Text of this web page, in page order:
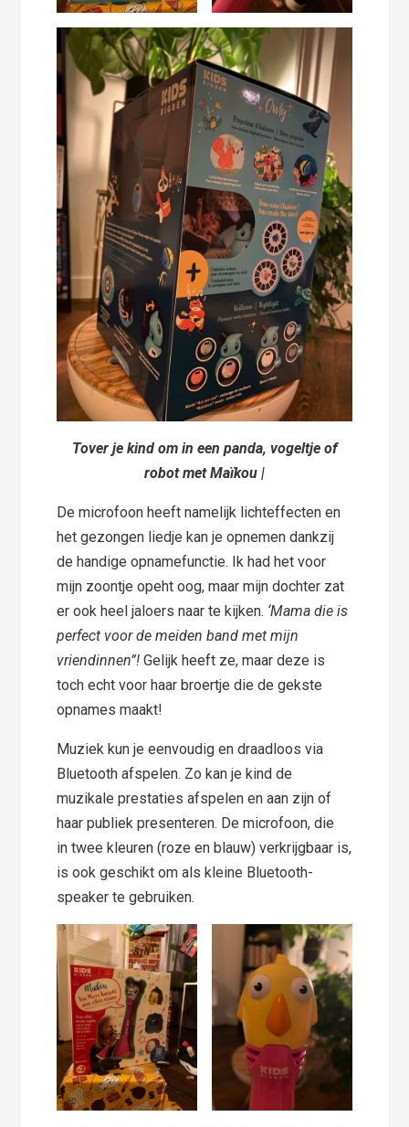
Tover je kind om in een panda, vogeltje of
robot met Maïkou |
De microfoon heeft namelijk lichteffecten en
het gezongen liedje kan je opnemen dankzij
de handige opnamefunctie. Ik had het voor
mijn zoontje opeht oog, maar mijn dochter zat
er ook heel jaloers naar te kijken. ‘Mama die is
perfect voor de meiden band met mijn
vriendinnen”! Gelijk heeft ze, maar deze is
toch echt voor haar broertje die de gekste
opnames maakt!
Muziek kun je eenvoudig en draadloos via
Bluetooth afspelen. Zo kan je kind de
muzikale prestaties afspelen en aan zijn of
haar publiek presenteren. De microfoon, die
in twee kleuren (roze en blauw) verkrijgbaar is,
is ook geschikt om als kleine Bluetooth-
speaker te gebruiken.